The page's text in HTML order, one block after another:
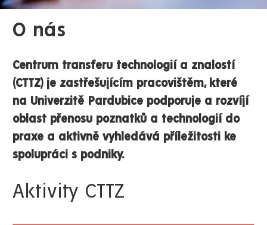
O nás
Centrum transferu technologií a znalostí
(CTTZ) je zastřešujícím pracovištěm, které
na Univerzitě Pardubice podporuje a rozvíjí
oblast přenosu poznatků a technologií do
praxe a aktivně vyhledává příležitosti ke
spolupráci s podniky.
Aktivity CTTZ